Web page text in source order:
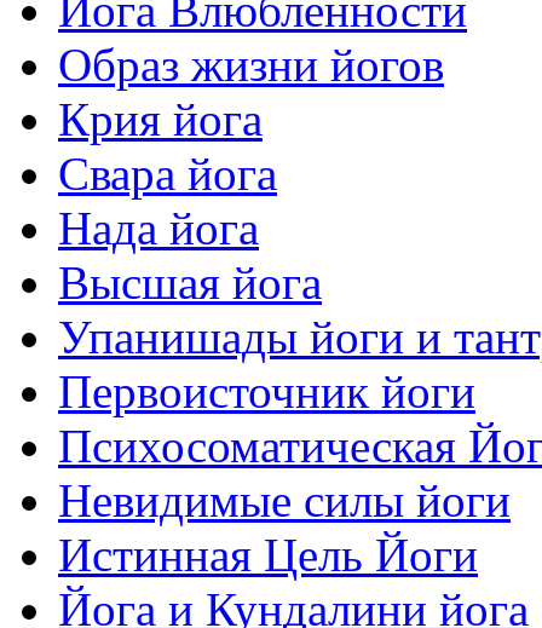
Йога Влюбленности
Образ жизни йогов
Крия йога
Свара йога
Нада йога
Высшая йога
Упанишады йоги и
Первоисточник йоги
Психосоматическая
Невидимые силы йоги
Истинная Цель Йоги
Йога и Кундалини йога